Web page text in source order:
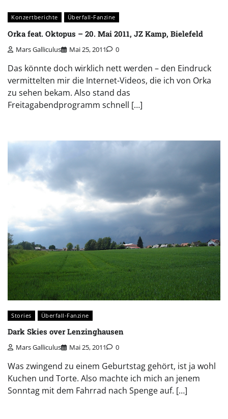
Konzertberichte Überfall-Fanzine
Orka feat. Oktopus – 20. Mai 2011, JZ Kamp, Bielefeld
Mars Galliculus Mai 25, 2011 0
Das könnte doch wirklich nett werden – den Eindruck
vermittelten mir die Internet-Videos, die ich von Orka
zu sehen bekam. Also stand das
Freitagabendprogramm schnell […]
Stories Überfall-Fanzine
Dark Skies over Lenzinghausen
Mars Galliculus Mai 25, 2011 0
Was zwingend zu einem Geburtstag gehört, ist ja wohl
Kuchen und Torte. Also machte ich mich an jenem
Sonntag mit dem Fahrrad nach Spenge auf. […]